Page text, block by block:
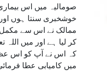
صومالیہ میں اس
خوشخبری سنتا ہوں
ممالک نے اس سے مکمل
کر لیا ہے اور میں اللہ
کہ اس نے آپ کو اس
میں کامیابی عطا